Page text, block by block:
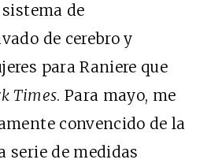
de
de cerebro y
para Raniere que
Times. Para mayo, me
convencido de la
serie de medidas